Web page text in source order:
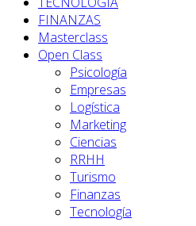
FINANZAS
Masterclass
Open Class
Psicología
Empresas
Logística
Marketing
Ciencias
RRHH
Turismo
Finanzas
Tecnología